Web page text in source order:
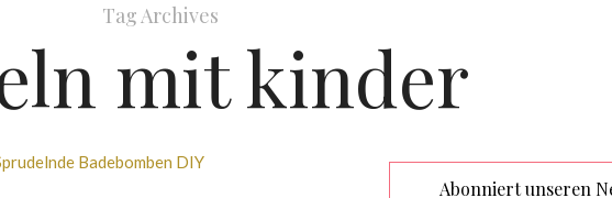
Tag Archives
mit kinder
Abonniert unseren